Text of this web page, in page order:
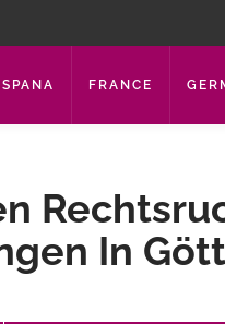
FRANCE
In